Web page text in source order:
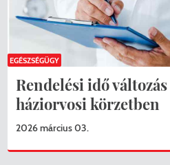
Rendelési idő változás
háziorvosi körzetben
2026 március 03.
EGÉSZSÉGÜGY